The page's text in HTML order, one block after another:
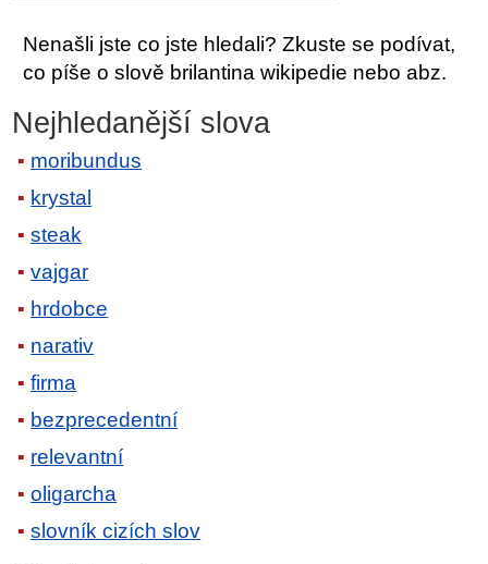
Nenašli jste co jste hledali? Zkuste se podívat,
co píše o slově brilantina wikipedie nebo abz.
Nejhledanější slova
moribundus
krystal
steak
vajgar
hrdobce
narativ
firma
bezprecedentní
relevantní
oligarcha
slovník cizích slov